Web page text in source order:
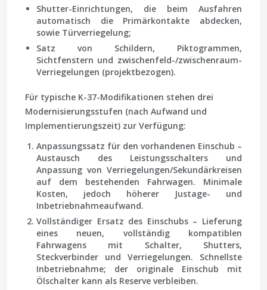
Shutter-Einrichtungen, die beim Ausfahren
automatisch die Primärkontakte abdecken,
sowie Türverriegelung;
Satz von Schildern, Piktogrammen,
Sichtfenstern und zwischenfeld-/zwischenraum-
Verriegelungen (projektbezogen).
Für typische K-37-Modifikationen stehen drei
Modernisierungsstufen (nach Aufwand und
Implementierungszeit) zur Verfügung:
Anpassungssatz für den vorhandenen Einschub –
Austausch des Leistungsschalters und
Anpassung von Verriegelungen/Sekundärkreisen
auf dem bestehenden Fahrwagen. Minimale
Kosten, jedoch höherer Justage- und
Inbetriebnahmeaufwand.
Vollständiger Ersatz des Einschubs– Lieferung
eines neuen, vollständig kompatiblen
Fahrwagens mit Schalter, Shutters,
Steckverbinder und Verriegelungen. Schnellste
Inbetriebnahme; der originale Einschub mit
Ölschalter kann als Reserve verbleiben.